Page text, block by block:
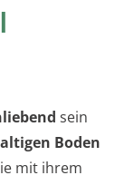
sein
Boden
mit ihrem